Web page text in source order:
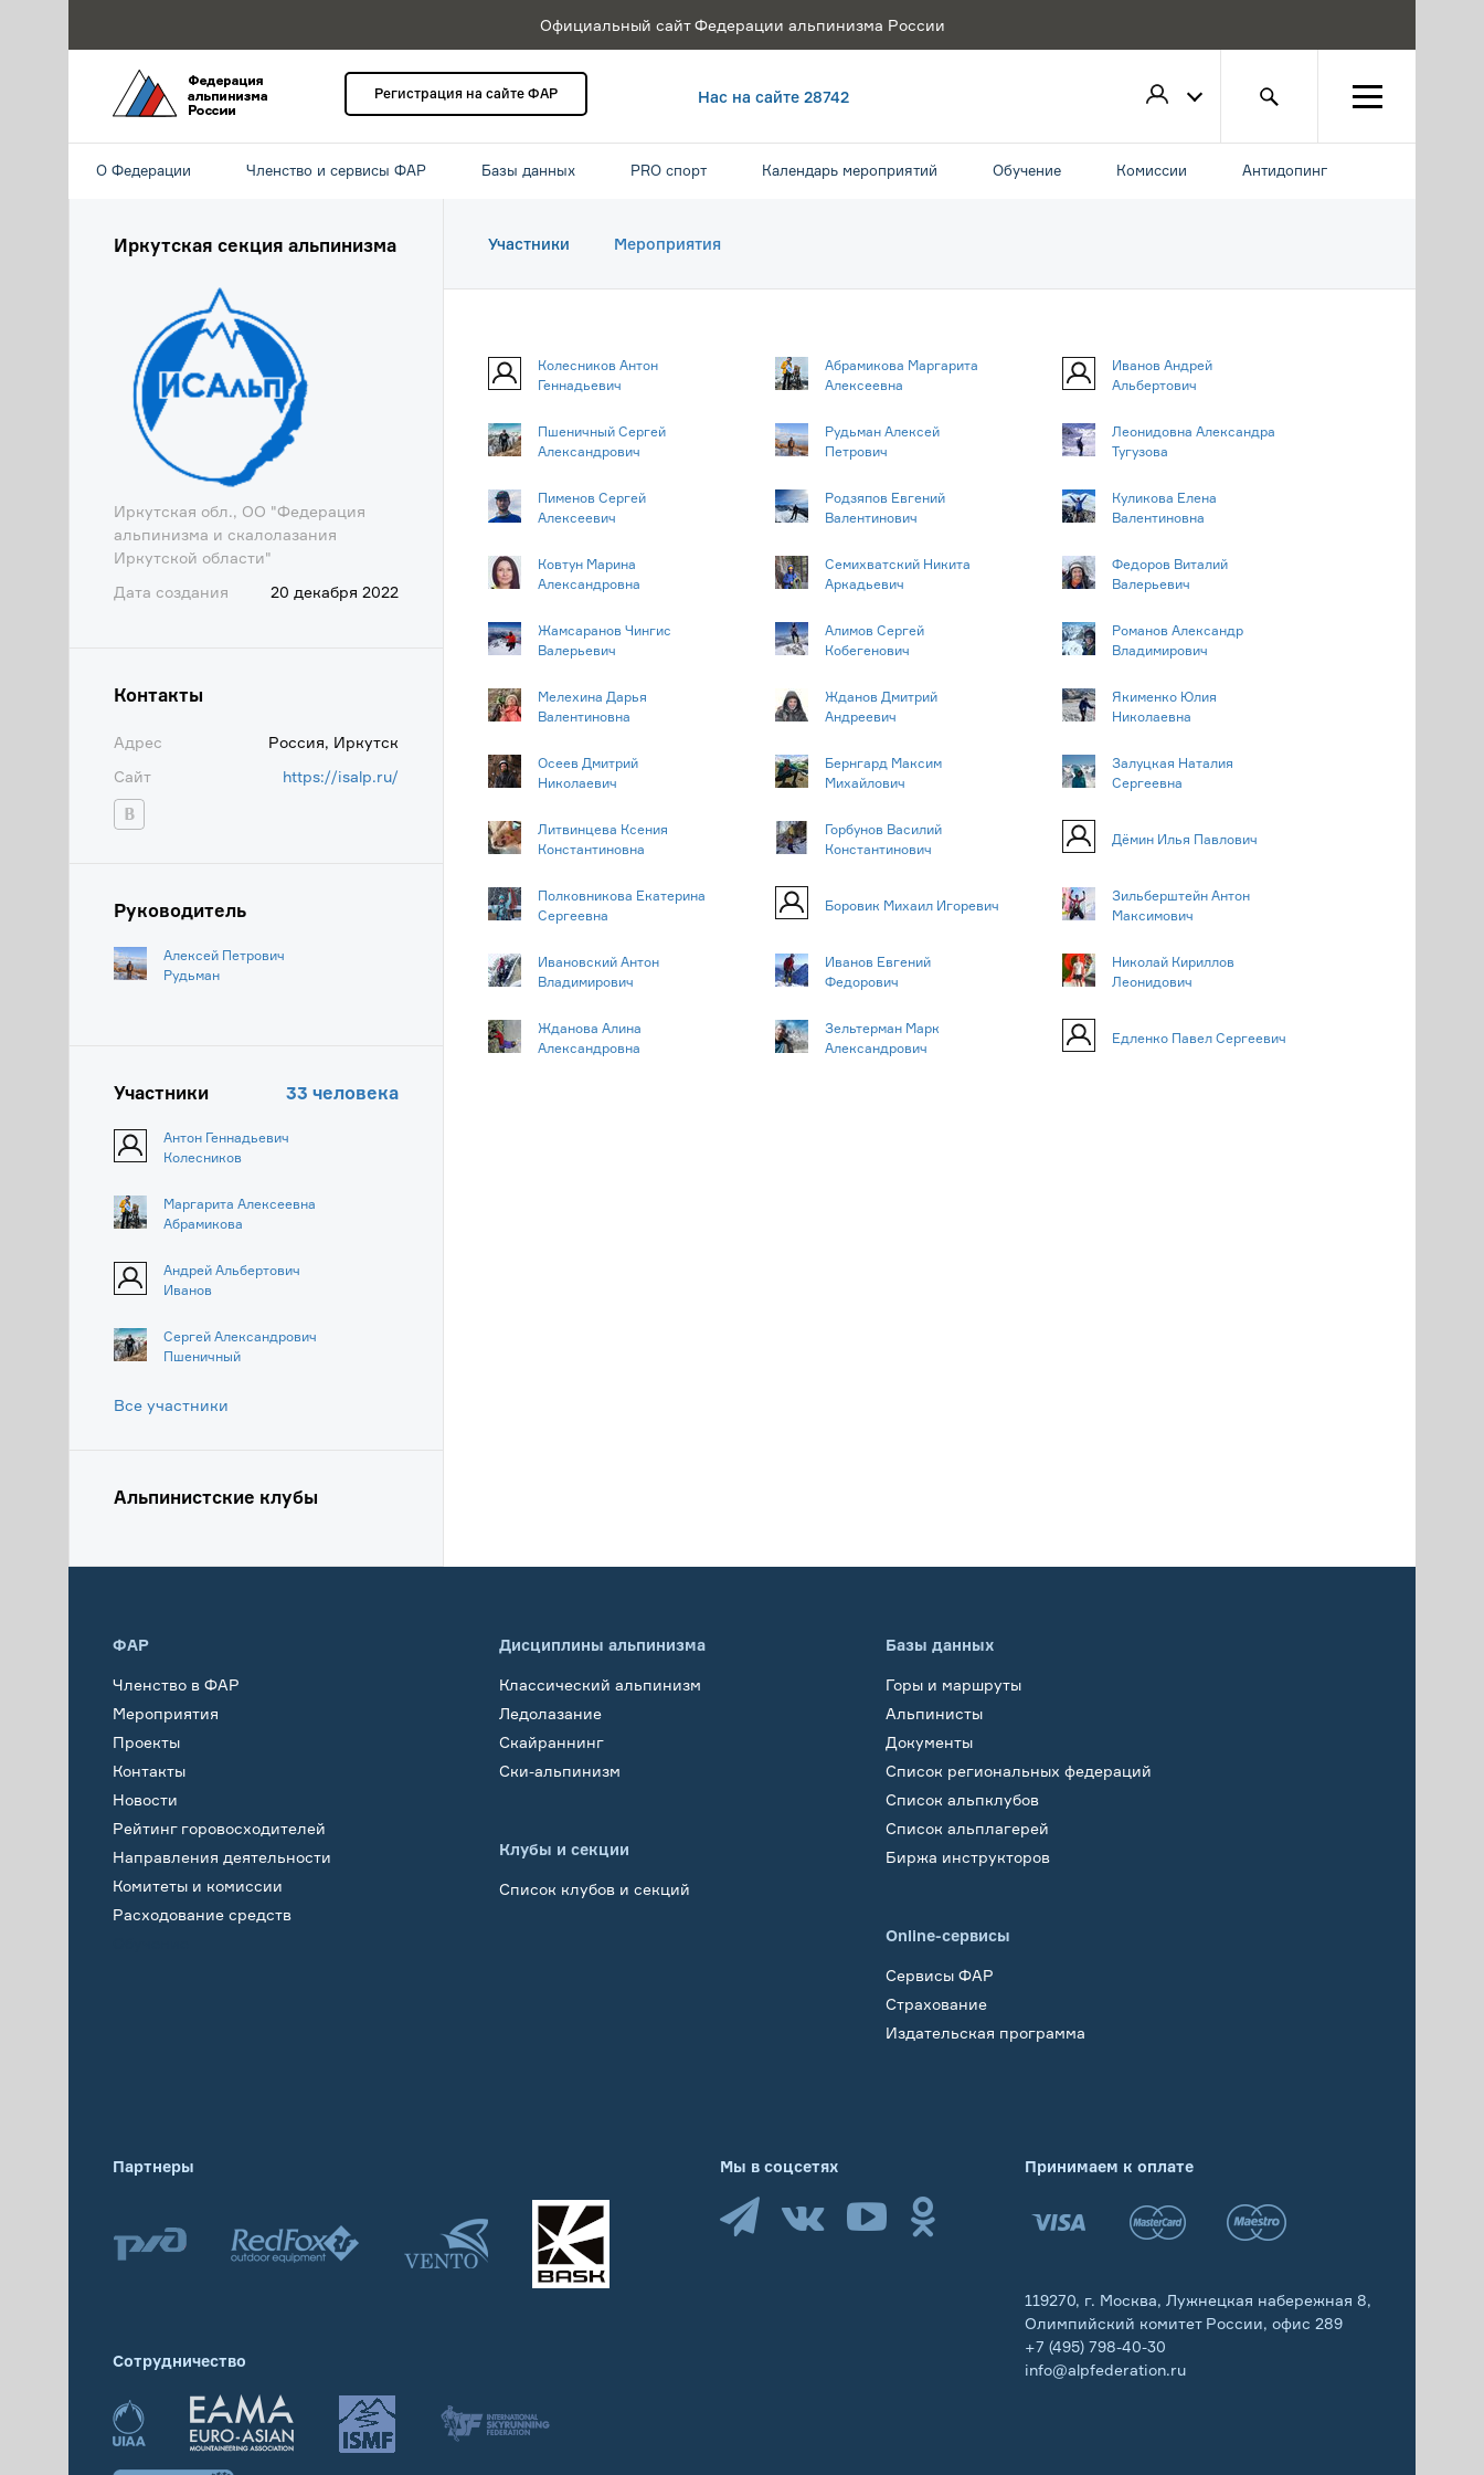
Официальный сайт Федерации альпинизма России
Регистрация на сайте ФАР Нас на сайте 28742
О Федерации Членство и сервисы ФАР Базы данных PRO спорт Календарь мероприятий Обучение Комиссии Антидопинг
Иркутская секция альпинизма
Иркутская обл., ОО "Федерация
альпинизма и скалолазания
Иркутской области"
Дата создания
20 декабря 2022
Контакты
Адрес
Россия, Иркутск
Сайт
https://isalp.ru/
Руководитель
Алексей Петрович
Рудьман
Участники 33 человека
Антон Геннадьевич
Колесников
Маргарита Алексеевна
Абрамикова
Андрей Альбертович
Иванов
Сергей Александрович
Пшеничный
Все участники
Альпинистские клубы
Участники Мероприятия
Колесников Антон
Геннадьевич
Абрамикова Маргарита
Алексеевна
Иванов Андрей
Альбертович
Пшеничный Сергей
Александрович
Рудьман Алексей
Петрович
Леонидовна Александра
Тугузова
Пименов Сергей
Алексеевич
Родзяпов Евгений
Валентинович
Куликова Елена
Валентиновна
Ковтун Марина
Александровна
Семихватский Никита
Аркадьевич
Федоров Виталий
Валерьевич
Жамсаранов Чингис
Валерьевич
Алимов Сергей
Кобегенович
Романов Александр
Владимирович
Мелехина Дарья
Валентиновна
Жданов Дмитрий
Андреевич
Якименко Юлия
Николаевна
Осеев Дмитрий
Николаевич
Бернгард Максим
Михайлович
Залуцкая Наталия
Сергеевна
Литвинцева Ксения
Константиновна
Горбунов Василий
Константинович
Дёмин Илья Павлович
Полковникова Екатерина
Сергеевна
Боровик Михаил Игоревич
Зильберштейн Антон
Максимович
Ивановский Антон
Владимирович
Иванов Евгений
Федорович
Николай Кириллов
Леонидович
Жданова Алина
Александровна
Зельтерман Марк
Александрович
Едленко Павел Сергеевич
ФАР
Членство в ФАР
Мероприятия
Проекты
Контакты
Новости
Рейтинг горовосходителей
Направления деятельности
Комитеты и комиссии
Расходование средств
Дисциплины альпинизма
Классический альпинизм
Ледолазание
Скайраннинг
Ски-альпинизм
Клубы и секции
Список клубов и секций
Базы данных
Горы и маршруты
Альпинисты
Документы
Список региональных федераций
Список альпклубов
Список альплагерей
Биржа инструкторов
Online-сервисы
Сервисы ФАР
Страхование
Издательская программа
Партнеры
Сотрудничество
Принимаем к оплате
119270, г. Москва, Лужнецкая набережная 8,
Олимпийский комитет России, офис 289
+7 (495) 798-40-30
info@alpfederation.ru
Мы в соцсетях